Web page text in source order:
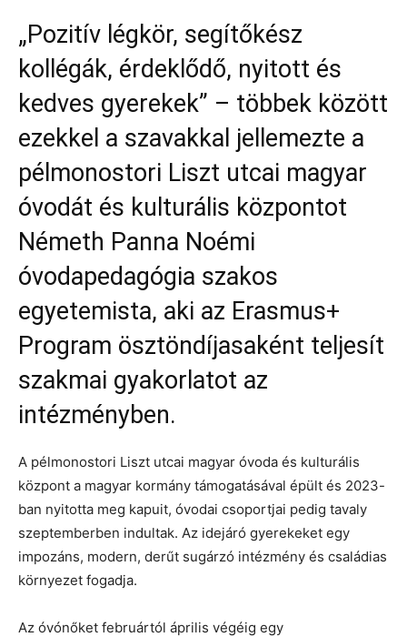
„Pozitív légkör, segítőkész
kollégák, érdeklődő, nyitott és
kedves gyerekek” – többek között
ezekkel a szavakkal jellemezte a
pélmonostori Liszt utcai magyar
óvodát és kulturális központot
Németh Panna Noémi
óvodapedagógia szakos
egyetemista, aki az Erasmus+
Program ösztöndíjasaként teljesít
szakmai gyakorlatot az
intézményben.
A pélmonostori Liszt utcai magyar óvoda és kulturális
központ a magyar kormány támogatásával épült és 2023-
ban nyitotta meg kapuit, óvodai csoportjai pedig tavaly
szeptemberben indultak. Az idejáró gyerekeket egy
impozáns, modern, derűt sugárzó intézmény és családias
környezet fogadja.
Az óvónőket februártól április végéig egy